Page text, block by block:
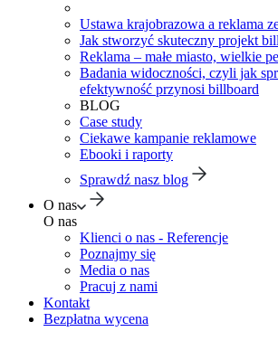
Ustawa krajobrazowa a reklama
Jak stworzyć skuteczny projekt
Reklama – małe miasto, wielkie
Badania widoczności, czyli jak
efektywność przynosi billboard
BLOG
Case study
Ciekawe kampanie reklamowe
Ebooki i raporty
Sprawdź nasz blog
O nas
O nas
Klienci o nas - Referencje
Poznajmy się
Media o nas
Pracuj z nami
Kontakt
Bezpłatna wycena